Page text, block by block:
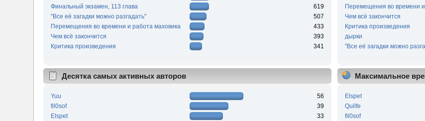
Финальный экзамен, 113 глава
619
"Все её загадки можно разгадать"
507
Перемещения во времени и работа маховика
433
Чем всё закончится
393
Критика произведения
341
Перемещения во времени
Чем всё закончится
Критика произведения
дырки
"Все её загадки можно
Десятка самых активных авторов
Yuu
56
fil0sof
39
Elspet
33
Максимальное
Elspet
Quilfe
fil0sof